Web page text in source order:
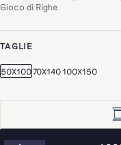
Gioco di Righe
TAGLIE
50X10070X140100X150